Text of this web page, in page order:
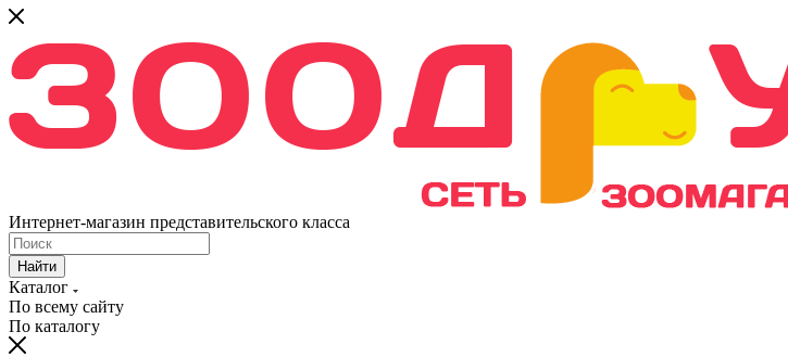
Интернет-магазин представительского класса
Найти
Каталог
По всему сайту
По каталогу